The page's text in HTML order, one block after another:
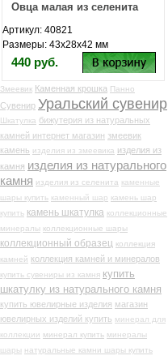
Овца малая из селенита
Артикул: 40821
Размеры: 43х28х42 мм
440 руб.
Змеевик Каменная крошка Панно
Сувенир Уральский сувенир
Шкатулка бижутерия из натуральных
камней интернет магазин змеевик
камень изделия из змеевика изделия из
камня изделия из натурального
камня изделия из селенита каменные
шары купить каменный шар камень шар
купить камень шкатулка коллекционные
минералы коллекционные шары
коллекционный образец коллекция
камней коллекция камней и минералов
купить сувениры из камня купить
шкатулку из натурального камня
купить ювелирные изделия магазин
ювелирных изделий купить минерал для
коллекции минерал купить минералы
шары натуральные камни шары купить